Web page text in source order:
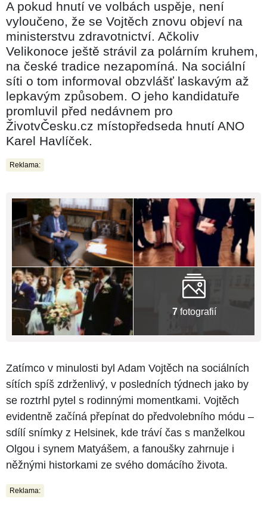
A pokud hnutí ve volbách uspěje, není
vyloučeno, že se Vojtěch znovu objeví na
ministerstvu zdravotnictví. Ačkoliv
Velikonoce ještě strávil za polárním kruhem,
na české tradice nezapomíná. Na sociální
síti o tom informoval obzvlášť laskavým až
lepkavým způsobem. O jeho kandidatuře
promluvil před nedávnem pro
ŽivotvČesku.cz místopředseda hnutí ANO
Karel Havlíček.
Reklama:
7fotografií
Zatímco v minulosti byl Adam Vojtěch na sociálních
sítích spíš zdrženlivý, v posledních týdnech jako by
se roztrhl pytel s rodinnými momentkami. Vojtěch
evidentně začíná přepínat do předvolebního módu –
sdílí snímky z Helsinek, kde tráví čas s manželkou
Olgou i synem Matyášem, a fanoušky zahrnuje i
něžnými historkami ze svého domácího života.
Reklama: